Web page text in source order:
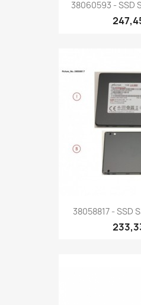
38060593 - SSD
38058817 - SSD